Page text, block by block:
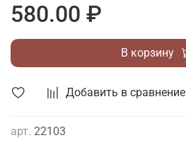
Добавить в сравнение
арт. 22103
580.00 ₽
В корзину